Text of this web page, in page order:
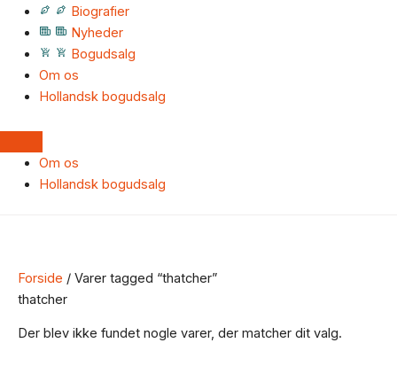
Biografier
Nyheder
Bogudsalg
Om os
Hollandsk bogudsalg
Om os
Hollandsk bogudsalg
Forside / Varer tagged “thatcher”
thatcher
Der blev ikke fundet nogle varer, der matcher dit valg.